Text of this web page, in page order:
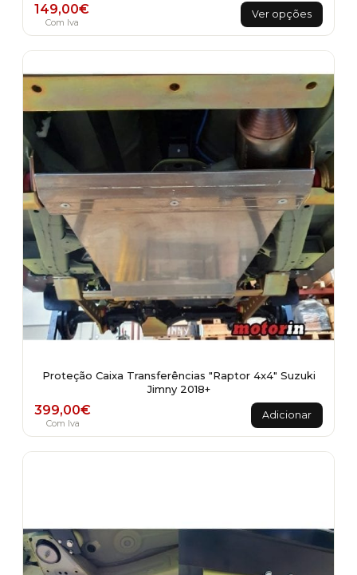
149,00€
Com Iva
Ver opções
This
product
has
multiple
The
may
be
chosen
on
the
product
page
Proteção Caixa Transferências "Raptor 4x4" Suzuki
Jimny 2018+
399,00€
Com Iva
Adicionar